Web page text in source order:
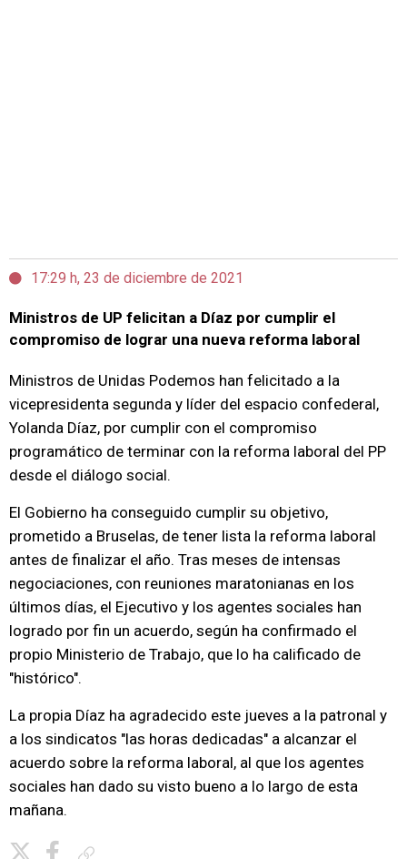
17:29 h, 23 de diciembre de 2021
Ministros de UP felicitan a Díaz por cumplir el
compromiso de lograr una nueva reforma laboral
Ministros de Unidas Podemos han felicitado a la
vicepresidenta segunda y líder del espacio confederal,
Yolanda Díaz, por cumplir con el compromiso
programático de terminar con la reforma laboral del PP
desde el diálogo social.
El Gobierno ha conseguido cumplir su objetivo,
prometido a Bruselas, de tener lista la reforma laboral
antes de finalizar el año. Tras meses de intensas
negociaciones, con reuniones maratonianas en los
últimos días, el Ejecutivo y los agentes sociales han
logrado por fin un acuerdo, según ha confirmado el
propio Ministerio de Trabajo, que lo ha calificado de
"histórico".
La propia Díaz ha agradecido este jueves a la patronal y
a los sindicatos "las horas dedicadas" a alcanzar el
acuerdo sobre la reforma laboral, al que los agentes
sociales han dado su visto bueno a lo largo de esta
mañana.